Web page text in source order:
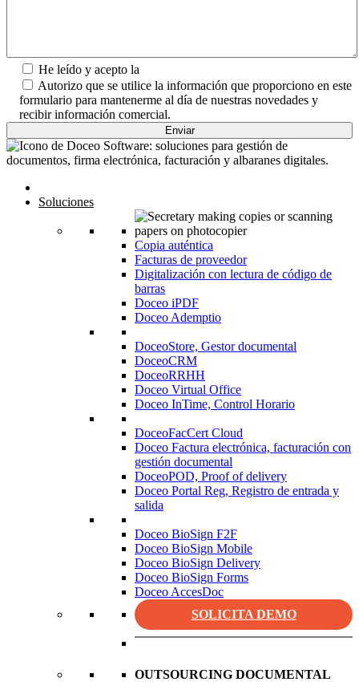
He leído y acepto la
Autorizo que se utilice la información que proporciono en este
formulario para mantenerme al día de nuestras novedades y
recibir información comercial.
Soluciones
Copia auténtica
Facturas de proveedor
Digitalización con lectura de código de
barras
Doceo iPDF
Doceo Ademptio
DoceoStore, Gestor documental
DoceoCRM
DoceoRRHH
Doceo Virtual Office
Doceo InTime, Control Horario
DoceoFacCert Cloud
Doceo Factura electrónica, facturación con
gestión documental
DoceoPOD, Proof of delivery
Doceo Portal Reg, Registro de entrada y
salida
Doceo BioSign F2F
Doceo BioSign Mobile
Doceo BioSign Delivery
Doceo BioSign Forms
Doceo AccesDoc
SOLICITA DEMO
OUTSOURCING DOCUMENTAL